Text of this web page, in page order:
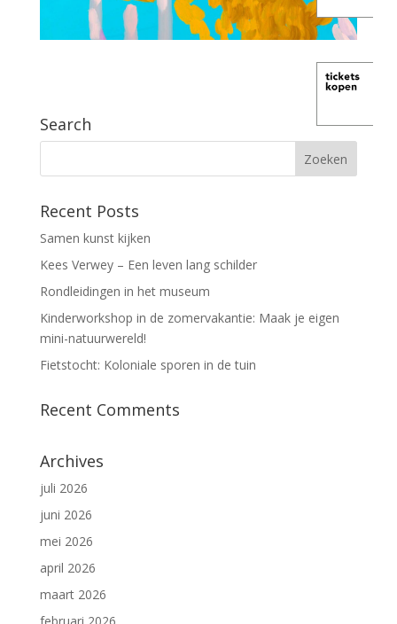
Search
Recent Posts
Samen kunst kijken
Kees Verwey – Een leven lang schilder
Rondleidingen in het museum
Kinderworkshop in de zomervakantie: Maak je eigen
mini-natuurwereld!
Fietstocht: Koloniale sporen in de tuin
Recent Comments
Archives
juli 2026
juni 2026
mei 2026
april 2026
maart 2026